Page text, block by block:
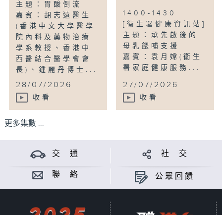
主題：胃酸倒流
嘉賓：胡志遠醫生
(香港中文大學醫學
院內科及藥物治療
學系教授、香港中
西醫結合醫學會會
長)、鍾麗丹博士...
28/07/2026
收看
1400-1430
[衞生署健康資訊站]
主題：承先啟後的
母乳餵哺支援
嘉賓：袁月嫦(衞生
署家庭健康服務...
27/07/2026
收看
更多集數 ...
交 通 社 交
聯 絡 公眾回饋